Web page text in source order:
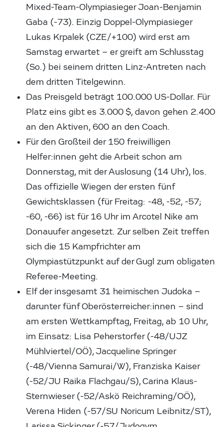
Mixed-Team-Olympiasieger Joan-Benjamin
Gaba (-73). Einzig Doppel-Olympiasieger
Lukas Krpalek (CZE/+100) wird erst am
Samstag erwartet – er greift am Schlusstag
(So.) bei seinem dritten Linz-Antreten nach
dem dritten Titelgewinn.
Das Preisgeld beträgt 100.000 US-Dollar. Für
Platz eins gibt es 3.000 $, davon gehen 2.400
an den Aktiven, 600 an den Coach.
Für den Großteil der 150 freiwilligen
Helfer:innen geht die Arbeit schon am
Donnerstag, mit der Auslosung (14 Uhr), los.
Das offizielle Wiegen der ersten fünf
Gewichtsklassen (für Freitag: -48, -52, -57;
-60, -66) ist für 16 Uhr im Arcotel Nike am
Donauufer angesetzt. Zur selben Zeit treffen
sich die 15 Kampfrichter am
Olympiastützpunkt auf der Gugl zum obligaten
Referee-Meeting.
Elf der insgesamt 31 heimischen Judoka –
darunter fünf Oberösterreicher:innen – sind
am ersten Wettkampftag, Freitag, ab 10 Uhr,
im Einsatz: Lisa Peherstorfer (-48/UJZ
Mühlviertel/OÖ), Jacqueline Springer
(-48/Vienna Samurai/W), Franziska Kaiser
(-52/JU Raika Flachgau/S), Carina Klaus-
Sternwieser (-52/Askö Reichraming/OÖ),
Verena Hiden (-57/SU Noricum Leibnitz/ST),